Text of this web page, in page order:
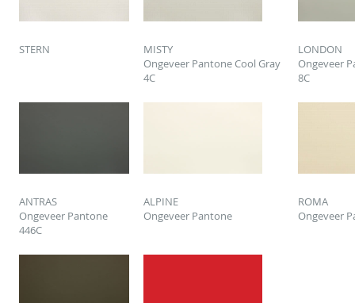
STERN
MISTY
Ongeveer Pantone Cool Gray
4C
LONDON
Ongeveer
8C
ANTRAS
Ongeveer Pantone
446C
ALPINE
Ongeveer Pantone
ROMA
Ongeveer